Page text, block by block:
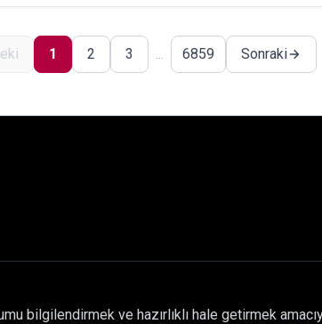
1 2 3 6859 Sonraki
bilgilendirmek ve hazırlıklı hale getirmek